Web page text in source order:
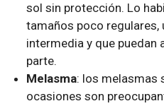
sol sin protección. Lo
tamaños poco
intermedia y que puedan
parte.
Melasma: los melasmas
ocasiones son